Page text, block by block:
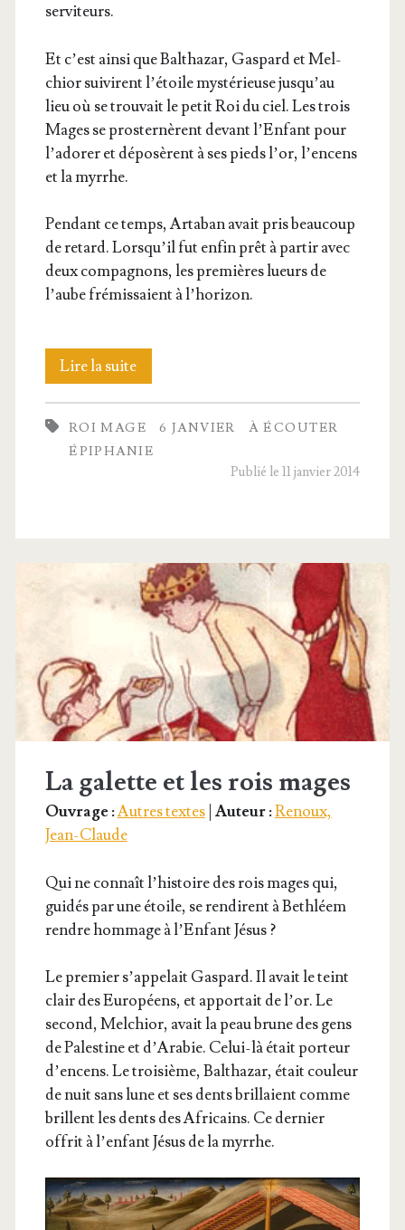
serviteurs.
Et c’est ain­si que Bal­tha­zar, Gas­pard et Mel­
chior sui­virent l’é­toile mys­té­rieuse jus­qu’au
lieu où se trou­vait le petit Roi du ciel. Les trois
Mages se pros­ter­nèrent devant l’En­fant pour
l’a­do­rer et dépo­sèrent à ses pieds l’or, l’en­cens
et la myrrhe.
Pen­dant ce temps, Arta­ban avait pris beau­coup
de retard. Lors­qu’il fut enfin prêt à par­tir avec
deux com­pa­gnons, les pre­mières lueurs de
l’aube fré­mis­saient à l’horizon.
Lire la suiteLa
légende
du
ROI MAGE 6 JANVIER
À ÉCOUTER
ÉPIPHANIE
Publié le 11 janvier 2014
La galette et les rois mages
Ouvrage :Autres textes| Auteur :Renoux,
Jean-Claude
Qui ne connaît l’histoire des rois mages qui,
gui­dés par une étoile, se ren­dirent à Beth­léem
rendre hom­mage à l’Enfant Jésus ?
Le pre­mier s’appelait Gas­pard. Il avait le teint
clair des Euro­péens, et appor­tait de l’or. Le
second, Mel­chior, avait la peau brune des gens
de Pales­tine et d’Arabie. Celui-là était por­teur
d’encens. Le troi­sième, Bal­tha­zar, était cou­leur
de nuit sans lune et ses dents brillaient comme
brillent les dents des Afri­cains. Ce der­nier
offrit à l’enfant Jésus de la myrrhe.